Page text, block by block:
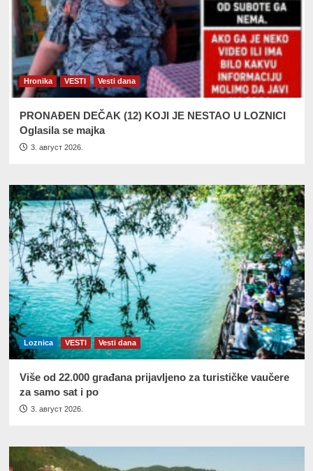
Hronika VESTI Vesti dana
PRONAĐEN DEČAK (12) KOJI JE NESTAO U LOZNICI
Oglasila se majka
3. август 2026.
Loznica VESTI Vesti dana
Više od 22.000 građana prijavljeno za turističke vaučere
za samo sat i po
3. август 2026.